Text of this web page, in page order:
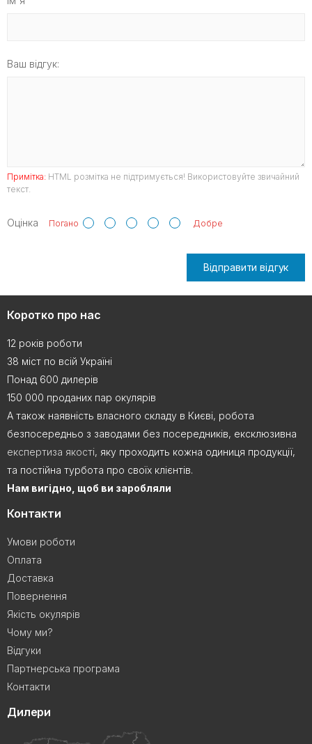
Ваш відгук:
Примітка: HTML розмітка не підтримується! Використовуйте звичайний
текст.
Оцінка Погано Добре
Відправити відгук
Коротко про нас
12 років роботи
38 міст по всій Україні
Понад 600 дилерів
150 000 проданих пар окулярів
А також наявність власного складу в Києві, робота
безпосередньо з заводами без посередників, ексклюзивна
експертиза якості, яку проходить кожна одиниця продукції,
та постійна турбота про своїх клієнтів.
Нам вигідно, щоб ви заробляли
Контакти
Умови роботи
Оплата
Доставка
Повернення
Якість окулярів
Чому ми?
Відгуки
Партнерська програма
Контакти
Дилери